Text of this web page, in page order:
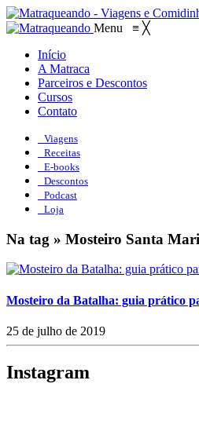
Menu ≡ ╳
Início
A Matraca
Parceiros e Descontos
Cursos
Contato
Viagens
Receitas
E-books
Descontos
Podcast
Loja
Na tag » Mosteiro Santa
Mosteiro da Batalha: guia prático
25 de julho de 2019
Instagram